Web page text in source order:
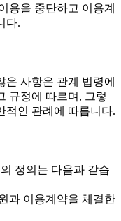
용을 중단하고 이용계
다.
은 사항은 관계 법령에
규정에 따르며, 그렇
적인 관례에 따릅니다.
정의는 다음과 같습
과 이용계약을 체결한